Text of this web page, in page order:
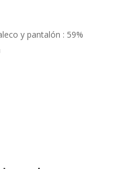
y pantalón : 59%